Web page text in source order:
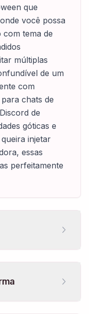
que
você possa
com tema de
múltiplas
de um
com
chats de
de
góticas e
injetar
essas
perfeitamente